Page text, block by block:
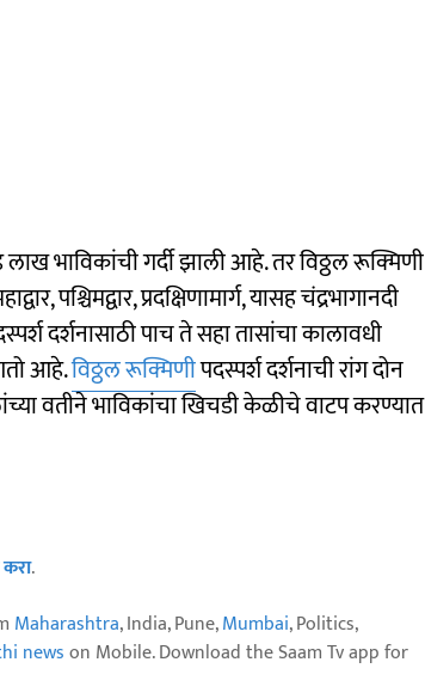
लाख भाविकांची गर्दी झाली आहे. तर विठ्ठल रूक्मिणी
पश्चिमद्वार, प्रदक्षिणामार्ग, यासह चंद्रभागानदी
दर्शनासाठी पाच ते सहा तासांचा कालावधी
आहे.विठ्ठल रूक्मिणीपदस्पर्श दर्शनाची रांग दोन
वतीने भाविकांचा खिचडी केळीचे वाटप करण्यात
.
Maharashtra, India, Pune,Mumbai, Politics,
newson Mobile. Download the Saam Tv app for